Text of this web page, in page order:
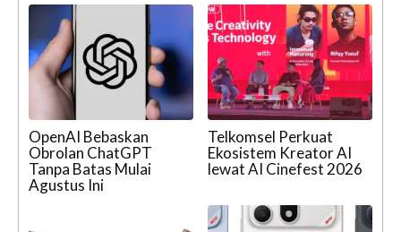
OpenAI Bebaskan
Obrolan ChatGPT
Tanpa Batas Mulai
Agustus Ini
Telkomsel Perkuat
Ekosistem Kreator AI
lewat AI Cinefest 2026